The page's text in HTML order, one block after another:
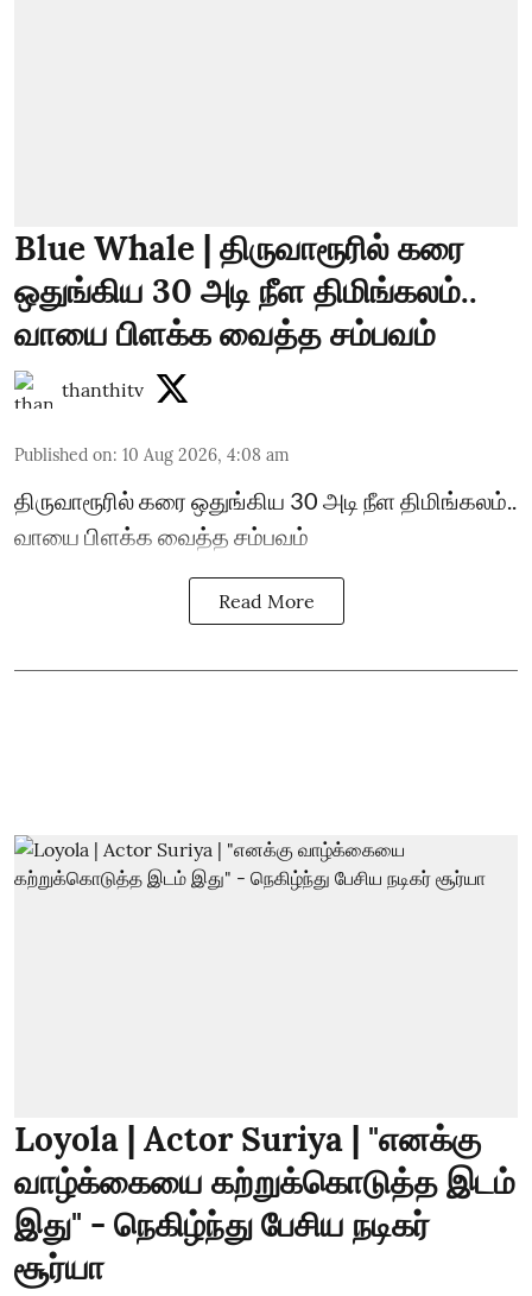
Blue Whale | திருவாரூரில் கரை
ஒதுங்கிய 30 அடி நீள திமிங்கலம்..
வாயை பிளக்க வைத்த சம்பவம்
thanthitv
Published on: 10 Aug 2026, 4:08 am
திருவாரூரில் கரை ஒதுங்கிய 30 அடி நீள திமிங்கலம்..
வாயை பிளக்க வைத்த சம்பவம்
Read More
Loyola | Actor Suriya | "எனக்கு
வாழ்க்கையை கற்றுக்கொடுத்த இடம்
இது" - நெகிழ்ந்து பேசிய நடிகர்
சூர்யா